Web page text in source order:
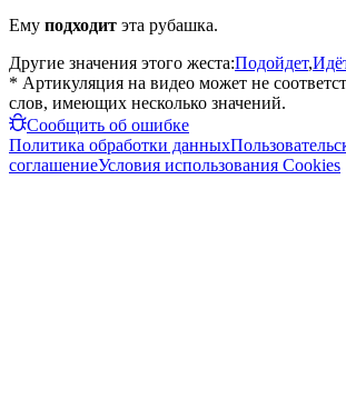
Ему подходит эта рубашка.
Другие значения этого жеста:Подойдет,
* Артикуляция на видео может не
слов, имеющих несколько значений.
Сообщить об ошибке
Политика обработки данных
соглашениеУсловия использования Cookies